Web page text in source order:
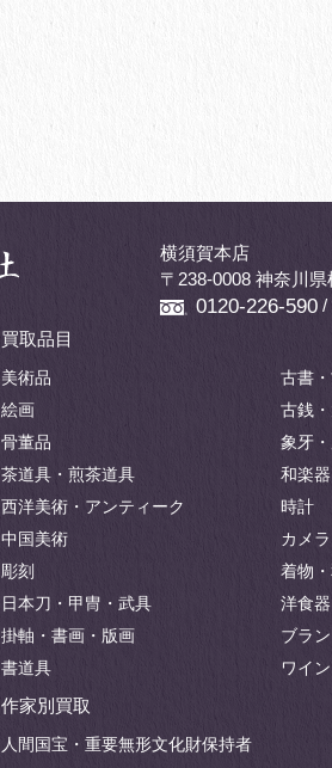
横須賀本店
〒238-0008 神奈川
0120-226-590 /
買取品目
美術品
絵画
骨董品
茶道具・煎茶道具
西洋美術・アンティーク
中国美術
彫刻
日本刀・甲冑・武具
掛軸・書画・版画
書道具
古書
古銭
象牙
和楽器
時計
カメラ
着物
洋食
ブラ
ワイ
作家別買取
人間国宝・重要無形文化財保持者